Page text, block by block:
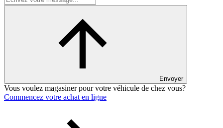
Envoyer
Vous voulez magasiner pour votre véhicule de chez vous?
Commencez votre achat en ligne